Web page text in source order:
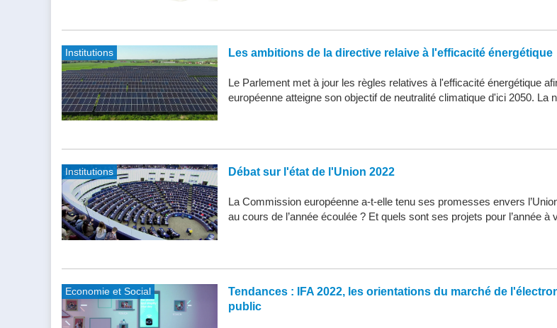
Institutions Les ambitions de la directive relaive à l'efficacité énergétique
Le Parlement met à jour les règles relatives à l'efficacité énergétique
européenne atteigne son objectif de neutralité climatique d'ici 2050. La
Institutions Débat sur l'état de l'Union 2022
La Commission européenne a-t-elle tenu ses promesses envers
au cours de l’année écoulée ? Et quels sont ses projets pour l’année à
Economie et Social
Tendances : IFA 2022, les orientations du marché de
public